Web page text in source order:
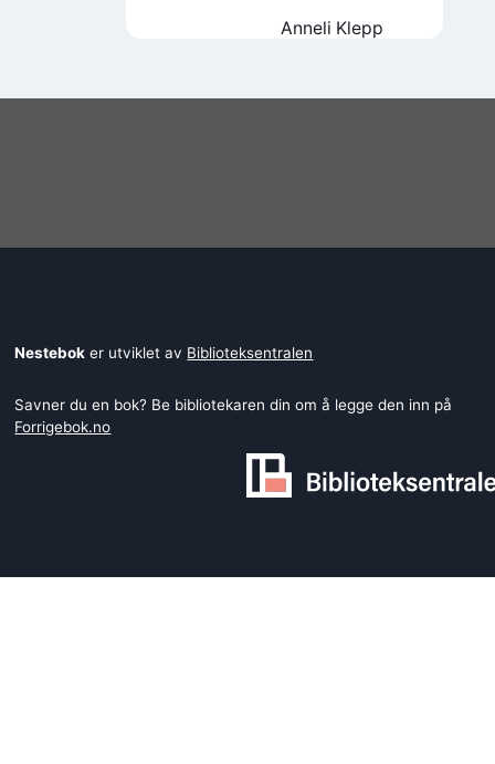
Anneli Klepp
Nestebok er utviklet av Biblioteksentralen
Savner du en bok? Be bibliotekaren din om å legge den inn på
Forrigebok.no